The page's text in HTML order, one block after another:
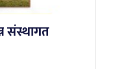
संस्थागत